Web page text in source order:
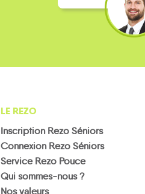
LE REZO
Inscription Rezo Séniors
Connexion Rezo Séniors
Service Rezo Pouce
Qui sommes-nous ?
Nos valeurs